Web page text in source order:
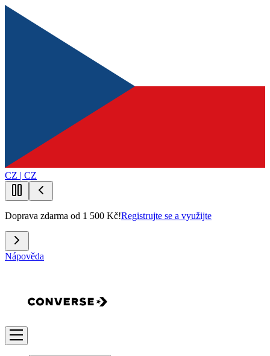
CZ | CZ
Doprava zdarma od 1 500 Kč!Registrujte se a využijte
Nápověda